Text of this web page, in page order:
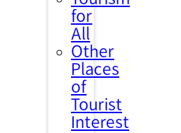
for
All
Other
Places
of
Tourist
Interest